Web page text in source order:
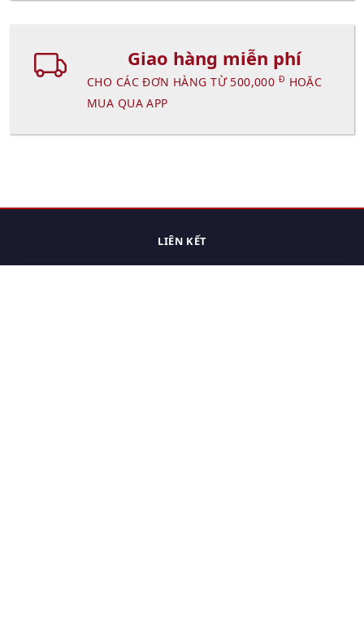
Giao hàng miễn phí
CHO CÁC ĐƠN HÀNG TỪ 500,000 Đ HOẶC
MUA QUA APP
LIÊN KẾT